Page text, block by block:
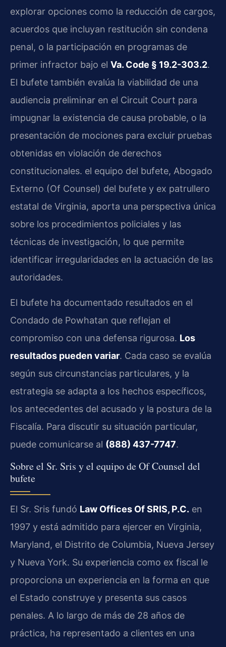
explorar opciones como la reducción de cargos,
acuerdos que incluyan restitución sin condena
penal, o la participación en programas de
primer infractor bajo el Va. Code § 19.2-303.2.
El bufete también evalúa la viabilidad de una
audiencia preliminar en el Circuit Court para
impugnar la existencia de causa probable, o la
presentación de mociones para excluir pruebas
obtenidas en violación de derechos
constitucionales. el equipo del bufete, Abogado
Externo (Of Counsel) del bufete y ex patrullero
estatal de Virginia, aporta una perspectiva única
sobre los procedimientos policiales y las
técnicas de investigación, lo que permite
identificar irregularidades en la actuación de las
autoridades.
El bufete ha documentado resultados en el
Condado de Powhatan que reflejan el
compromiso con una defensa rigurosa. Los
resultados pueden variar. Cada caso se evalúa
según sus circunstancias particulares, y la
estrategia se adapta a los hechos específicos,
los antecedentes del acusado y la postura de la
Fiscalía. Para discutir su situación particular,
puede comunicarse al (888) 437-7747.
Sobre el Sr. Sris y el equipo de Of Counsel del
bufete
El Sr. Sris fundó Law Offices Of SRIS, P.C. en
1997 y está admitido para ejercer en Virginia,
Maryland, el Distrito de Columbia, Nueva Jersey
y Nueva York. Su experiencia como ex fiscal le
proporciona un experiencia en la forma en que
el Estado construye y presenta sus casos
penales. A lo largo de más de 28 años de
práctica, ha representado a clientes en una